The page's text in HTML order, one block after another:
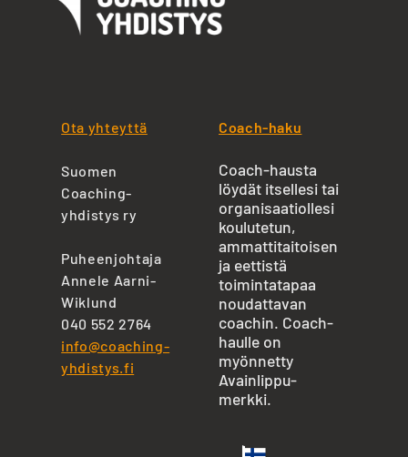
Ota yhteyttä
Suomen
Coaching-
yhdistys ry
Puheenjohtaja
Annele Aarni-
Wiklund
040 552 2764
info@coaching-
yhdistys.fi
Coach-haku
Coach-hausta
löydät itsellesi tai
organisaatiollesi
koulutetun,
ammattitaitoisen
ja eettistä
toimintatapaa
noudattavan
coachin. Coach-
haulle on
myönnetty
Avainlippu-
merkki.